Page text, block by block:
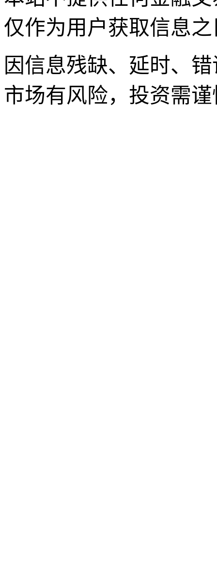
仅作为用户获取信息
因信息残缺、延时、
市场有风险，投资需